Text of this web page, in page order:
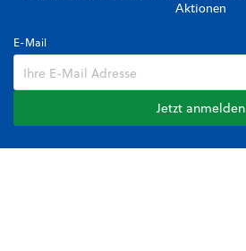
Aktionen
E-Mail
Jetzt anmelden